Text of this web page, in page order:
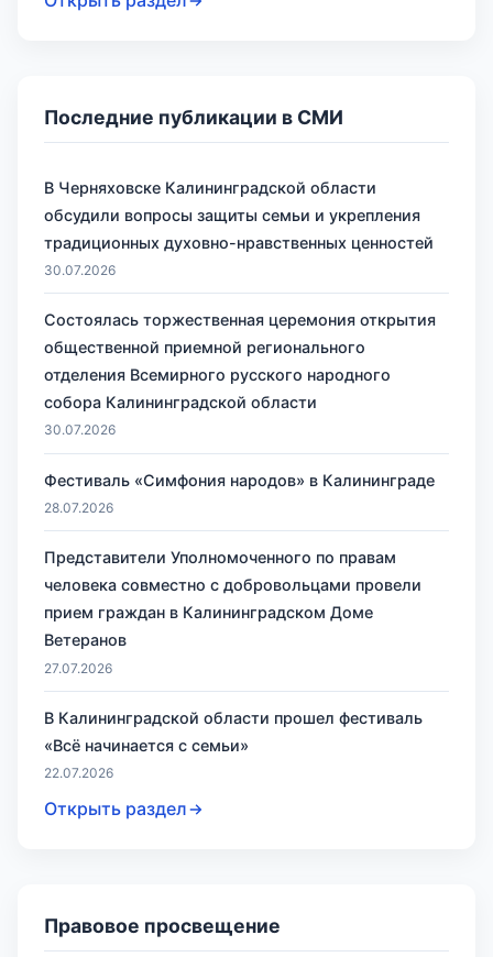
Последние публикации в СМИ
В Черняховске Калининградской области
обсудили вопросы защиты семьи и укрепления
традиционных духовно-нравственных ценностей
30.07.2026
Состоялась торжественная церемония открытия
общественной приемной регионального
отделения Всемирного русского народного
собора Калининградской области
30.07.2026
Фестиваль «Симфония народов» в Калининграде
28.07.2026
Представители Уполномоченного по правам
человека совместно с добровольцами провели
прием граждан в Калининградском Доме
Ветеранов
27.07.2026
В Калининградской области прошел фестиваль
«Всё начинается с семьи»
22.07.2026
Открыть раздел
Правовое просвещение